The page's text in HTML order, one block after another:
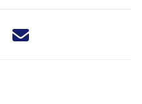
dit nieuwsbericht via X -
Deel dit nieuwsbericht via
Deel dit nieuwsbericht
Deel dit